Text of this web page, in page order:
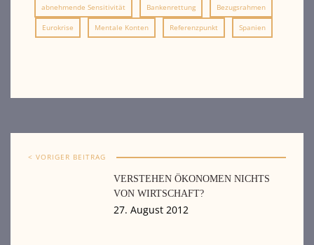
abnehmende Sensitivität Bankenrettung Bezugsrahmen
Eurokrise Mentale Konten Referenzpunkt Spanien
< VORIGER BEITRAG
VERSTEHEN ÖKONOMEN NICHTS
VON WIRTSCHAFT?
27. August 2012